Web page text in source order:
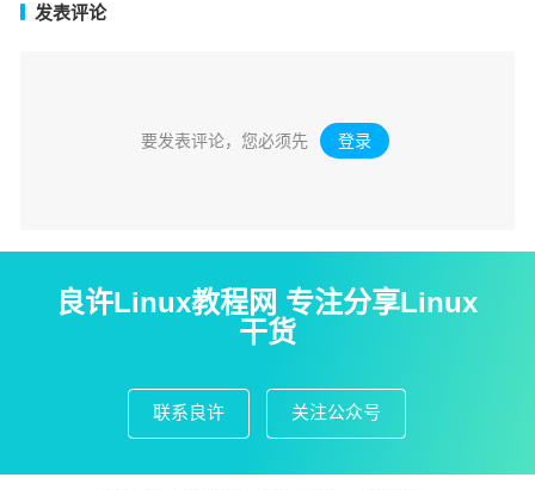
发表评论
要发表评论，您必须先 登录 。
良许Linux教程网 专注分享Linux
干货
联系良许 关注公众号